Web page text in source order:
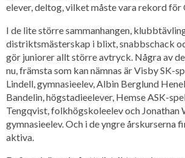
elever, deltog, vilket måste vara rekord för
I de lite större sammanhangen,
distriktsmästerskap i blixt, snabbschack
gör juniorer allt större avtryck. Några av
nu, främsta som kan nämnas är Visby SK-
Lindell, gymnasieelev, Albin Berglund
Bandelin, högstadieelever, Hemse ASK-
Tengqvist, folkhögskoleelev och Jonathan
gymnasieelev. Och i de yngre årskurserna
aktiva.